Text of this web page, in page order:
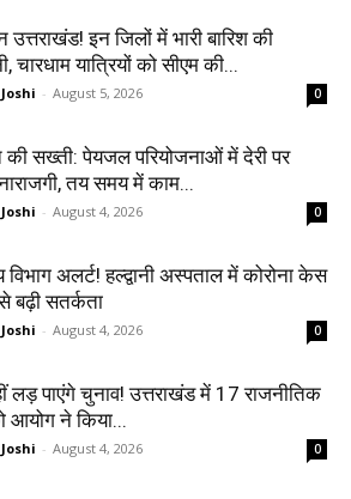
उत्तराखंड! इन जिलों में भारी बारिश की
चारधाम यात्रियों को सीएम की...
- August 5, 2026 0
सख्ती: पेयजल परियोजनाओं में देरी पर
तय समय में काम...
- August 4, 2026 0
विभाग अलर्ट! हल्द्वानी अस्पताल में कोरोना केस
बढ़ी सतर्कता
- August 4, 2026 0
लड़ पाएंगे चुनाव! उत्तराखंड में 17 राजनीतिक
आयोग ने किया...
- August 4, 2026 0